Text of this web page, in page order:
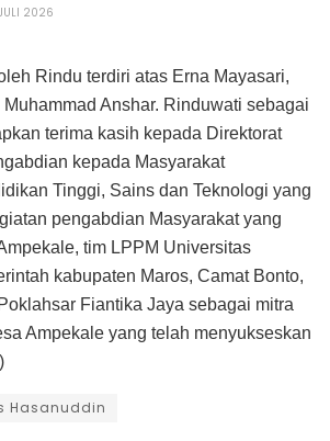
2026
Rindu terdiri atas Erna Mayasari,
Anshar. Rinduwati sebagai
terima kasih kepada Direktorat
kepada Masyarakat
Tinggi, Sains dan Teknologi yang
pengabdian Masyarakat yang
tim LPPM Universitas
kabupaten Maros, Camat Bonto,
Fiantika Jaya sebagai mitra
Ampekale yang telah menyukseskan
Hasanuddin